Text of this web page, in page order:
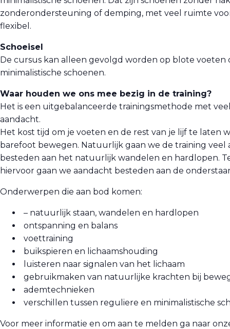
zonderondersteuning of demping, met veel ruimte
flexibel.
Schoeisel
De cursus kan alleen gevolgd worden op blote voeten
minimalistische schoenen.
Waar houden we ons mee bezig in de training?
Het is een uitgebalanceerde trainingsmethode met
aandacht.
Het kost tijd om je voeten en de rest van je lijf te laten
barefoot bewegen. Natuurlijk gaan we de training veel
besteden aan het natuurlijk wandelen en hardlopen.
hiervoor gaan we aandacht besteden aan de
Onderwerpen die aan bod komen:
– natuurlijk staan, wandelen en hardlopen
ontspanning en balans
voettraining
buikspieren en lichaamshouding
luisteren naar signalen van het lichaam
gebruikmaken van natuurlijke krachten bij
ademtechnieken
verschillen tussen reguliere en minimalistische
Voor meer informatie en om aan te melden ga naar